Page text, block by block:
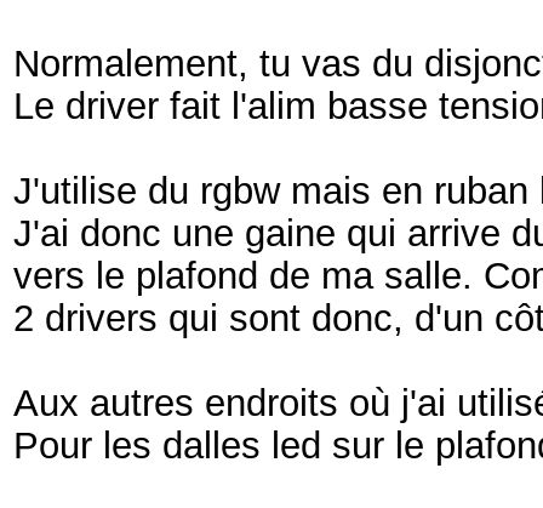
Normalement, tu vas du
Le driver fait l'alim basse
J'utilise du rgbw mais en
J'ai donc une gaine qui arrive
vers le plafond de ma salle.
2 drivers qui sont donc, d'un
Aux autres endroits où j'ai
Pour les dalles led sur le